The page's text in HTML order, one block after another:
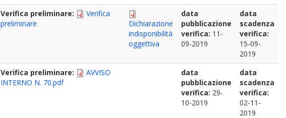
Verifica preliminare:
Verifica
preliminare
Dichiarazione
indisponibilità
oggettiva
data
pubblicazione
verifica: 11-
09-2019
data
scadenza
verifica:
15-09-
2019
Verifica preliminare:
AVVISO
INTERNO N. 70.pdf
data
pubblicazione
verifica: 29-
10-2019
data
scadenza
verifica:
02-11-
2019